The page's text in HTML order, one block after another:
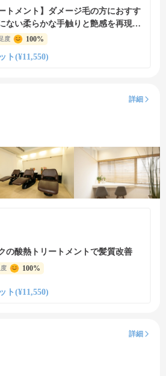
トメント】ダメージ毛の方におすす
ない柔らかな手触りと艶感を再現し
度 100%
ト(¥11,550)
詳細
の酸熱トリートメントで髪質改善
100%
ト(¥11,550)
詳細